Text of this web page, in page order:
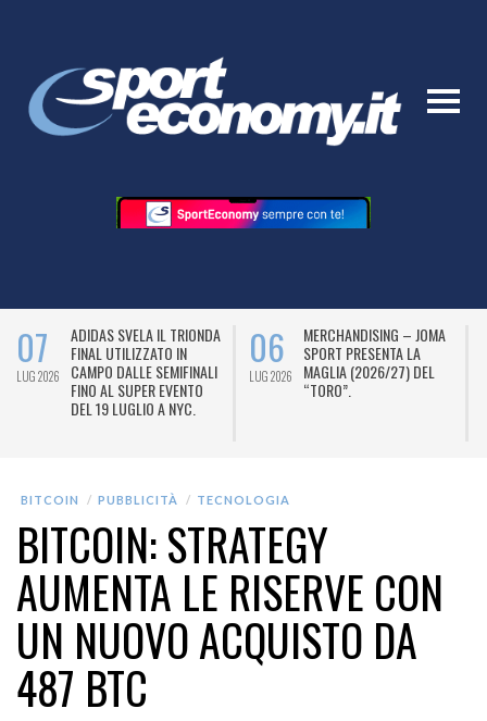
07
LUG 2026
ADIDAS SVELA IL TRIONDA
FINAL UTILIZZATO IN
CAMPO DALLE SEMIFINALI
FINO AL SUPER EVENTO
DEL 19 LUGLIO A NYC.
06
LUG 2026
MERCHANDISING – JOMA
SPORT PRESENTA LA
MAGLIA (2026/27) DEL
“TORO”.
BITCOIN PUBBLICITÀ TECNOLOGIA
BITCOIN: STRATEGY
AUMENTA LE RISERVE CON
UN NUOVO ACQUISTO DA
487 BTC